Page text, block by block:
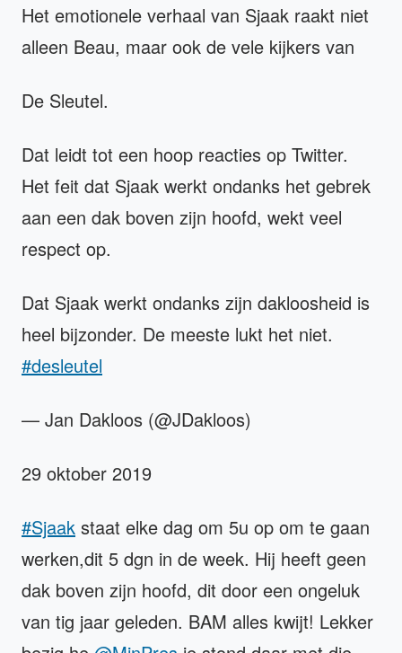
Het emotionele verhaal van Sjaak raakt niet
alleen Beau, maar ook de vele kijkers van
De Sleutel.
Dat leidt tot een hoop reacties op Twitter.
Het feit dat Sjaak werkt ondanks het gebrek
aan een dak boven zijn hoofd, wekt veel
respect op.
Dat Sjaak werkt ondanks zijn dakloosheid is
heel bijzonder. De meeste lukt het niet.
#desleutel
— Jan Dakloos (@JDakloos)
29 oktober 2019
#Sjaak staat elke dag om 5u op om te gaan
werken,dit 5 dgn in de week. Hij heeft geen
dak boven zijn hoofd, dit door een ongeluk
van tig jaar geleden. BAM alles kwijt! Lekker